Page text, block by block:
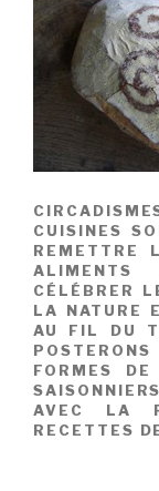
CUISINES
REMETTRE
ALIMENTS
CÉLÉBRER
LA NATURE
AU FIL DU
FORMES
AVEC LA
RECETTES